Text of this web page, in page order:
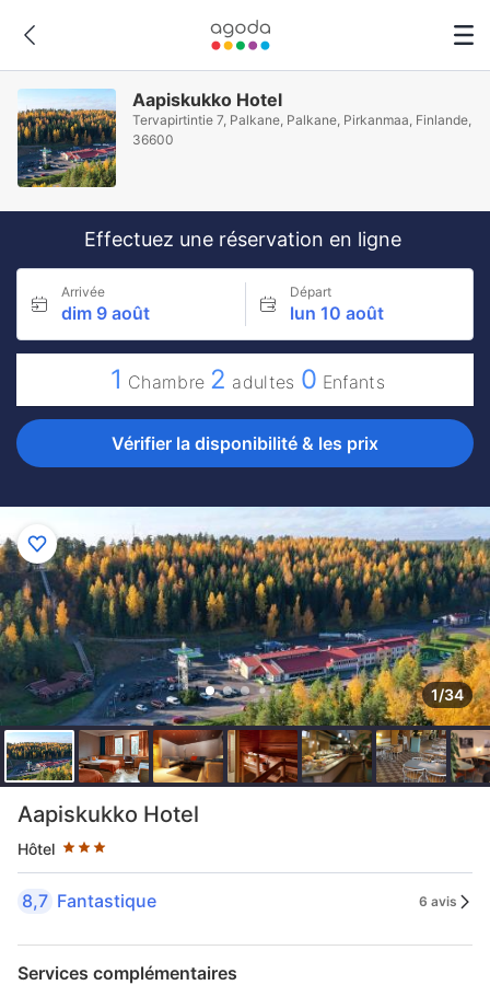
Aapiskukko Hotel
Tervapirtintie 7, Palkane, Palkane, Pirkanmaa, Finlande,
36600
Effectuez une réservation en ligne
Arrivée
dim 9 août
Départ
lun 10 août
1 Chambre 2 adultes 0 Enfants
Vérifier la disponibilité & les prix
1/34
Aapiskukko Hotel
Hôtel
3 étoiles au classement par étoile
8,7 Fantastique 6 avis
Services complémentaires